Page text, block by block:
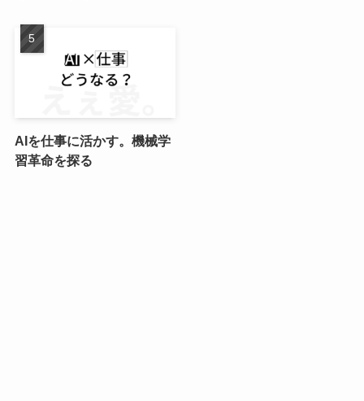
AIを仕事に活かす。機械学
習革命を探る